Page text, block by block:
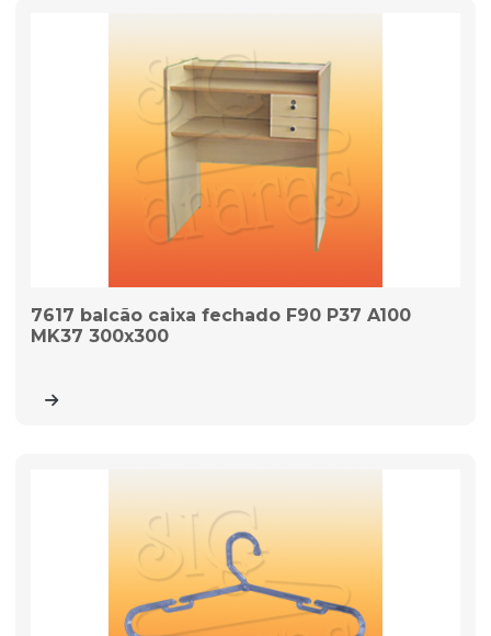
7617 balcão caixa fechado F90 P37 A100
MK37 300x300